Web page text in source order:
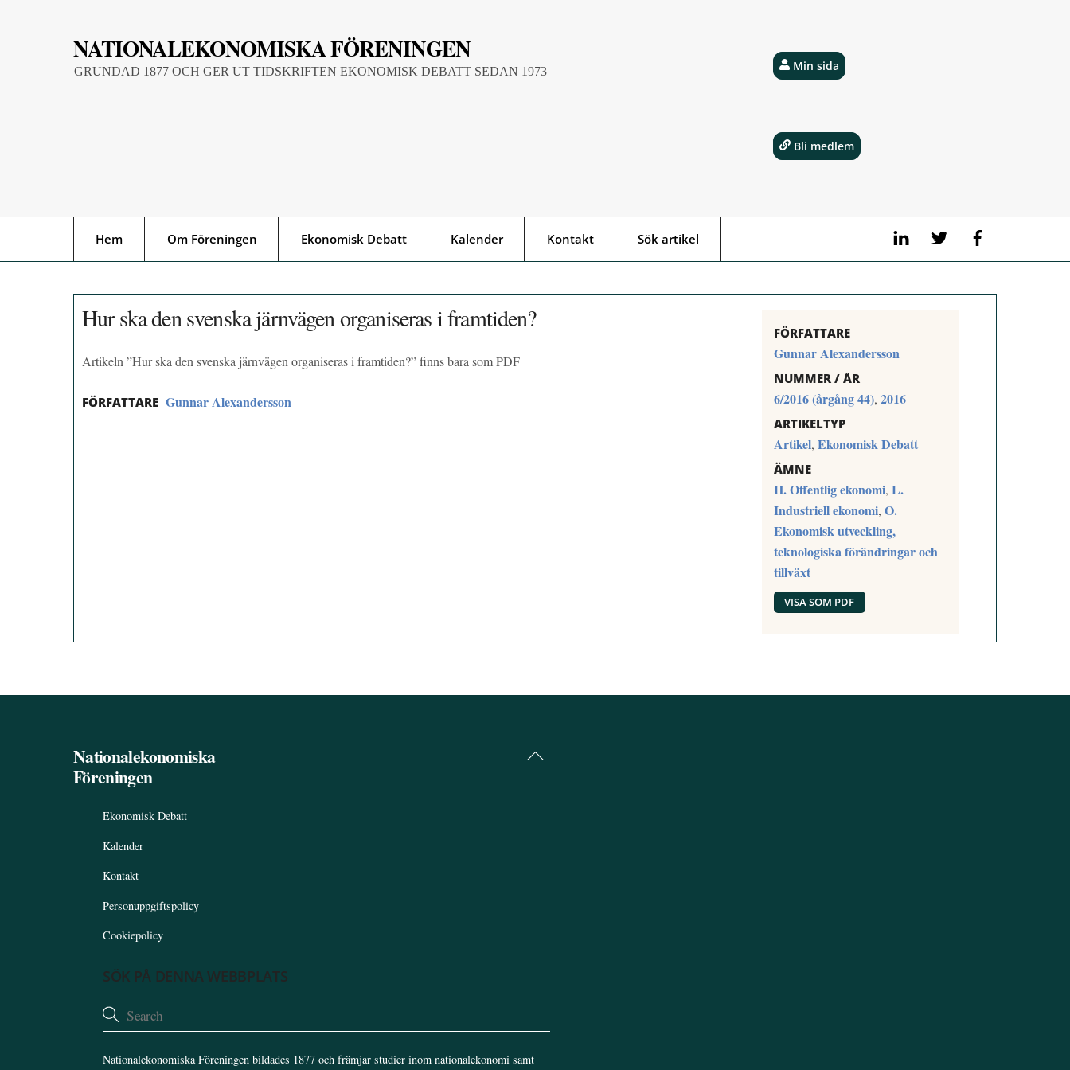
NATIONALEKONOMISKA FÖRENINGEN
GRUNDAD 1877 OCH GER UT TIDSKRIFTEN EKONOMISK DEBATT SEDAN 1973
LinkedIn Twitter
Hem Om Föreningen Ekonomisk Debatt Kalender Kontakt Sök artikel
Min sida
Bli medlem
Hur ska den svenska järnvägen organiseras i framtiden?
Artikeln ”Hur ska den svenska järnvägen organiseras i framtiden?” finns bara som PDF
FÖRFATTARE Gunnar Alexandersson
FÖRFATTARE
Gunnar Alexandersson
NUMMER / ÅR
6/2016 (årgång 44), 2016
ARTIKELTYP
Artikel, Ekonomisk Debatt
ÄMNE
H. Offentlig ekonomi, L.
Industriell ekonomi, O.
Ekonomisk utveckling,
teknologiska förändringar och
tillväxt
VISA SOM PDF
Back
Nationalekonomiska
Föreningen
Ekonomisk Debatt
Kalender
Kontakt
Personuppgiftspolicy
Cookiepolicy
SÖK PÅ DENNA WEBBPLATS
Nationalekonomiska Föreningen bildades 1877 och främjar studier inom nationalekonomi samt